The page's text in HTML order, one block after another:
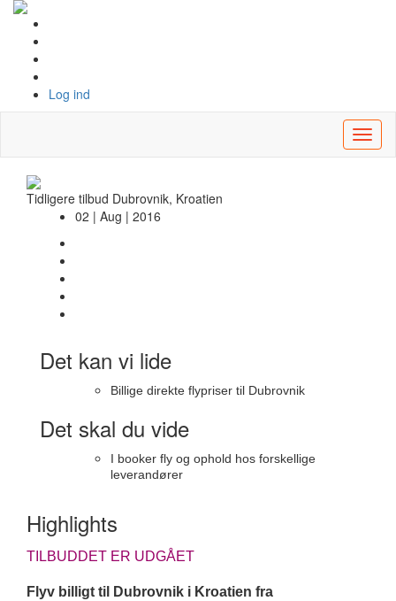
Log ind
Tidligere tilbud Dubrovnik, Kroatien
02 | Aug | 2016
Det kan vi lide
Billige direkte flypriser til Dubrovnik
Det skal du vide
I booker fly og ophold hos forskellige
leverandører
Highlights
TILBUDDET ER UDGÅET
Flyv billigt til Dubrovnik i Kroatien fra